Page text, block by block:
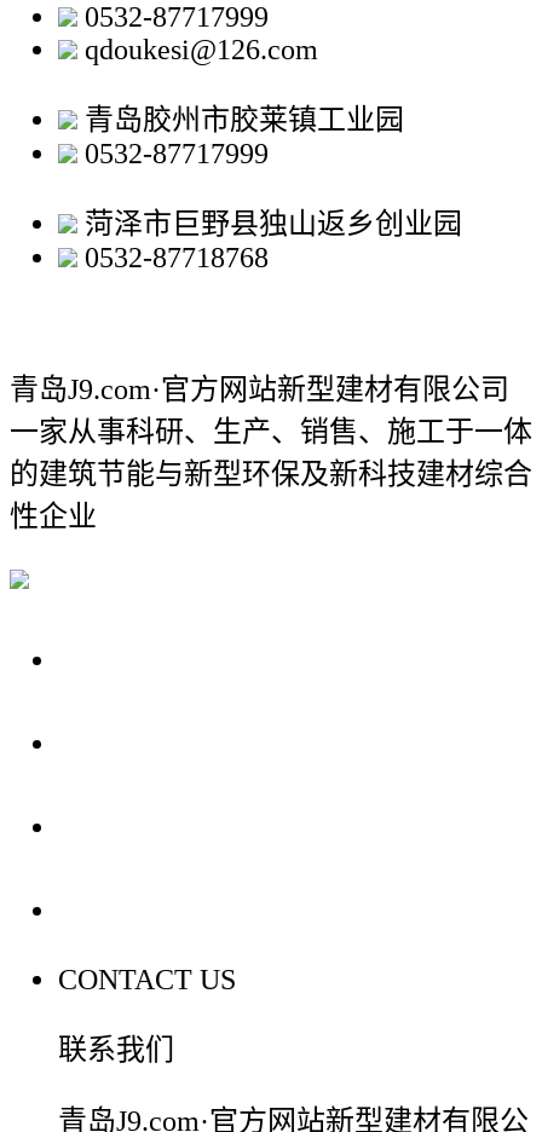
0532-87717999
qdoukesi@126.com
青岛胶州市胶莱镇工业园
0532-87717999
菏泽市巨野县独山返乡创业园
0532-87718768
青岛J9.com·官方网站新型建材有限公司
一家从事科研、生产、销售、施工于一体
的建筑节能与新型环保及新科技建材综合
性企业
CONTACT US
联系我们
青岛J9.com·官方网站新型建材有限公